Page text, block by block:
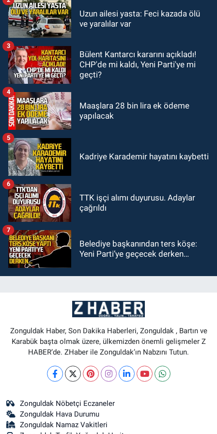
12:15Çaycuma'da otomobil
SPOR
11:49Kdz. Ereğli Belediyespor'da
kulübün başına kim geçecek?
Uzun ailesi yasta: Feci kazada ölü
ve yaralılar var
Bülent Kantarcı kararını açıkladı!
CHP'de mi kaldı, Yeni Parti'ye mi
geçti?
3
Maaşlara 28 bin lira ek ödeme
yapılacak
4
Kadriye Karademir hayatını kaybetti
5
TTK işçi alımı duyurusu. Adaylar
çağrıldı
6
Belediye başkanından ters köşe:
Yeni Parti’ye geçecek derken…
7
Zonguldak Haber, Son Dakika Haberleri, Zonguldak , Bartın ve
Karabük başta olmak üzere, ülkemizden önemli gelişmeler Z
HABER’de. ZHaber ile Zonguldak’ın Nabzını Tutun.
Zonguldak Nöbetçi Eczaneler
Zonguldak Hava Durumu
Zonguldak Namaz Vakitleri